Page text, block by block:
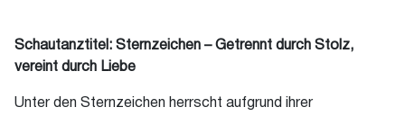
Schautanztitel: Sternzeichen – Getrennt durch Stolz,
vereint durch Liebe
Unter den Sternzeichen herrscht aufgrund ihrer